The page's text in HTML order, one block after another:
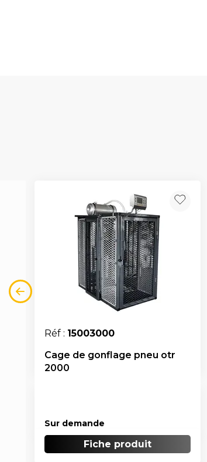
Réf : 15003000
Cage de gonflage pneu otr
2000
Sur demande
Fiche produit